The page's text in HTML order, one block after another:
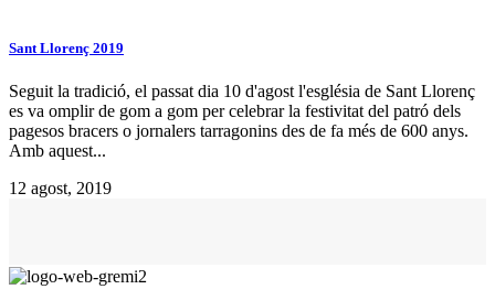
Sant Llorenç 2019
Seguit la tradició, el passat dia 10 d'agost l'església de Sant Llorenç
es va omplir de gom a gom per celebrar la festivitat del patró dels
pagesos bracers o jornalers tarragonins des de fa més de 600 anys.
Amb aquest...
12 agost, 2019